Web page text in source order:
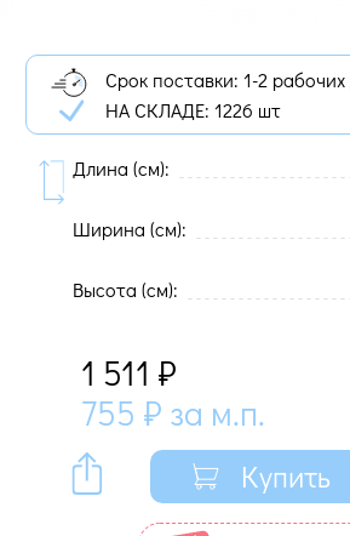
Срок поставки: 1-2 рабочих
НА СКЛАДЕ: 1226 шт
Длина (cм):
Ширина (cм):
Высота (cм):
1 511 ₽
755 ₽ за м.п.
Купить